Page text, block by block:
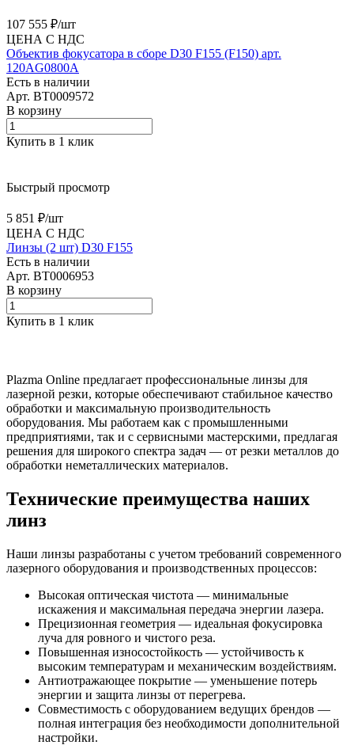
107 555 ₽/шт
ЦЕНА С НДС
Объектив фокусатора в сборе D30 F155 (F150) арт.
120AG0800A
Есть в наличии
Арт. BT0009572
В корзину
Купить в 1 клик
Быстрый просмотр
5 851 ₽/шт
ЦЕНА С НДС
Линзы (2 шт) D30 F155
Есть в наличии
Арт. BT0006953
В корзину
Купить в 1 клик
Plazma Online предлагает профессиональные линзы для
лазерной резки, которые обеспечивают стабильное качество
обработки и максимальную производительность
оборудования. Мы работаем как с промышленными
предприятиями, так и с сервисными мастерскими, предлагая
решения для широкого спектра задач — от резки металлов до
обработки неметаллических материалов.
Технические преимущества наших
линз
Наши линзы разработаны с учетом требований современного
лазерного оборудования и производственных процессов:
Высокая оптическая чистота — минимальные
искажения и максимальная передача энергии лазера.
Прецизионная геометрия — идеальная фокусировка
луча для ровного и чистого реза.
Повышенная износостойкость — устойчивость к
высоким температурам и механическим воздействиям.
Антиотражающее покрытие — уменьшение потерь
энергии и защита линзы от перегрева.
Совместимость с оборудованием ведущих брендов —
полная интеграция без необходимости дополнительной
настройки.